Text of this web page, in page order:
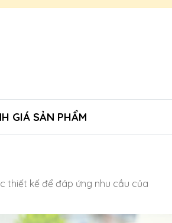
GIÁ SẢN PHẨM
thiết kế để đáp ứng nhu cầu của